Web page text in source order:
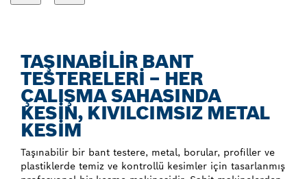
TAŞINABILIR BANT
TESTERELERI – HER
ÇALIŞMA SAHASINDA
KESIN, KIVILCIMSIZ METAL
KESIM
Taşınabilir bir bant testere, metal, borular, profiller ve
plastiklerde temiz ve kontrollü kesimler için tasarlanmış